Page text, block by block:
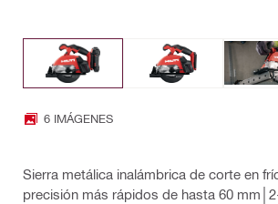
6 IMÁGENES
Sierra metálica inalámbrica de corte en
precisión más rápidos de hasta 60